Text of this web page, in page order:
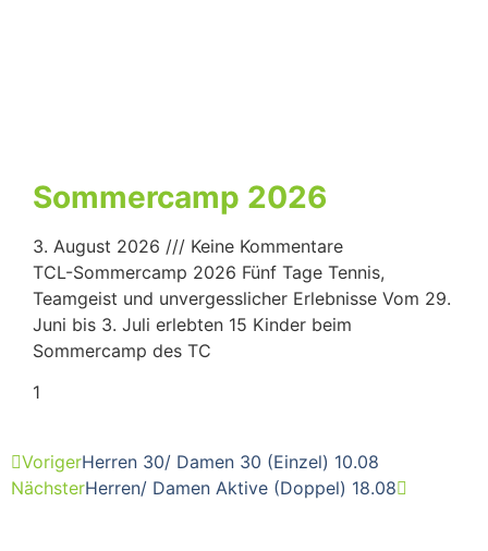
Sommercamp 2026
3. August 2026
Keine Kommentare
TCL-Sommercamp 2026 Fünf Tage Tennis,
Teamgeist und unvergesslicher Erlebnisse Vom 29.
Juni bis 3. Juli erlebten 15 Kinder beim
Sommercamp des TC
VorigerHerren 30/ Damen 30 (Einzel) 10.08
NächsterHerren/ Damen Aktive (Doppel) 18.08